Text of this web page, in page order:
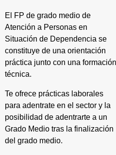
El FP de grado medio de
Atención a Personas en
Situación de Dependencia se
constituye de una orientación
práctica junto con una formación
técnica.
Te ofrece prácticas laborales
para adentrate en el sector y la
posibilidad de adentrarte a un
Grado Medio tras la finalización
del grado medio.